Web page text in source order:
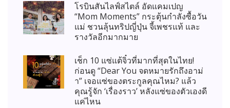
โรบินสันไลฟ์สไตล์ อัดแคมเปญ
“Mom Moments” กระตุ้นกำลังซื้อวัน
แม่ ชวนลุ้นทริปญี่ปุ่น จี้เพชรแท้ และ
รางวัลอีกมากมาย
เช็ก 10 แซ่แต้จิ๋วที่มากที่สุดในไทย!
ก่อนดู “Dear You จดหมายรักถึงอาม่
า” เจอแซ่ของตระกูลคุณไหม? แล้ว
คุณรู้จัก ‘เรื่องราว’ หลังแซ่ของตัวเองดี
แค่ไหน